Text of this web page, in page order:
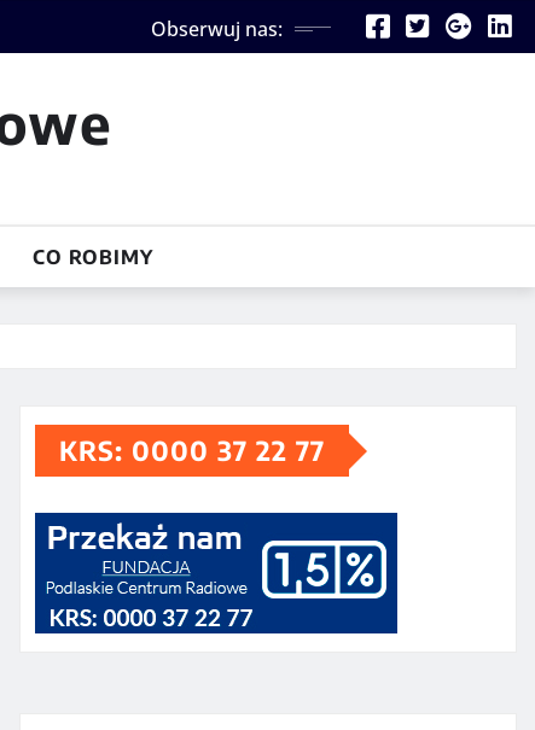
Obserwuj nas:
CO ROBIMY
KRS: 0000 37 22 77